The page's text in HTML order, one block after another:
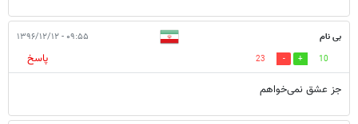
بی نام ۰۹:۵۵ - ۱۳۹۶/۱۲/۱۲
10
23
پاسخ
جز عشق نمی‌خواهم